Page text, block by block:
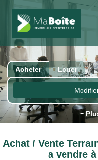
Acheter Louer
+
Achat / Vente
a vendre